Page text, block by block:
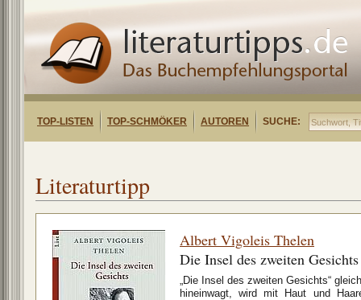
TOP-LISTEN TOP-SCHMÖKER AUTOREN SUCHE:
Literaturtipp
Albert Vigoleis Thelen
Die Insel des zweiten Gesichts
„Die Insel des zweiten Gesichts“
hineinwagt, wird mit Haut und